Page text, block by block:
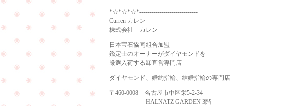
*☆*☆*☆*-----------------------------
Curren カレン
株式会社 カレン
日本宝石協同組合加盟
鑑定士のオーナーがダイヤモンドを
厳選入荷する卸直営専門店
ダイヤモンド、婚約指輪、結婚指輪の専門店
〒460-0008 名古屋市中区栄5-2-34
HALNATZ GARDEN 3階